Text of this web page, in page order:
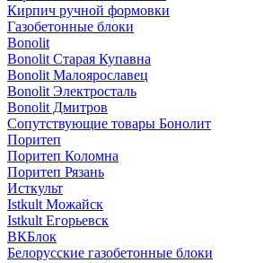
Кирпич ручной формовки
Газобетонные блоки
Bonolit
Bonolit Старая Купавна
Bonolit Малоярославец
Bonolit Электросталь
Bonolit Дмитров
Сопутствующие товары Бонолит
Поритеп
Поритеп Коломна
Поритеп Рязань
Исткульт
Istkult Можайск
Istkult Егорьевск
ВКБлок
Белорусские газобетонные блоки